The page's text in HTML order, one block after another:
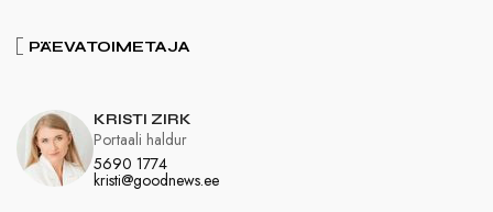
PÄEVATOIMETAJA
KRISTI ZIRK
5690 1774
kristi@goodnews.ee
Portaali haldur